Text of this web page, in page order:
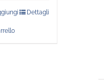
Dettagli